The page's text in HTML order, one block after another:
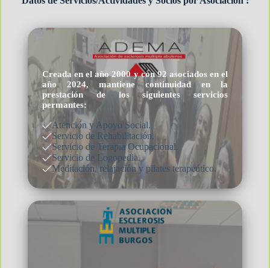
Creada en el año 2000 y con 92 asociados en el
año 2024, mantiene continuidad en la
prestación de los siguientes servicios
permantes:
Atención y Apoyo Social.
Servicio de Rehabilitación.
Servicio de Terapia Ocupacional.
Servicio de Logopedia.
Meditación, relajación y pilates terapeútico.